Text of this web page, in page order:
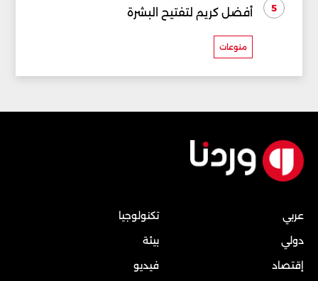
5 أفضل كريم لتفتيح البشرة
منوعات
عربي
دولي
إقتصاد
تكنولوجيا
بيئة
فيديو